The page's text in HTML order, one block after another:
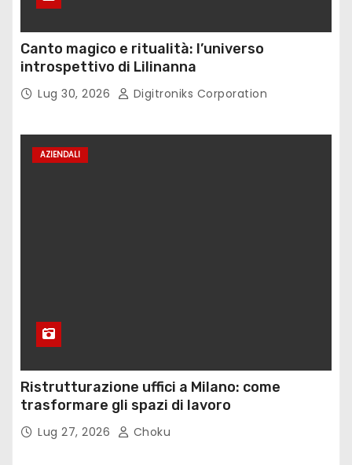
Canto magico e ritualità: l’universo
introspettivo di Lilinanna
Lug 30, 2026 Digitroniks Corporation
AZIENDALI
Ristrutturazione uffici a Milano: come
trasformare gli spazi di lavoro
Lug 27, 2026 Choku